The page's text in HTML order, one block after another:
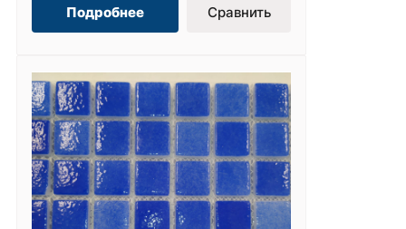
Подробнее Сравнить